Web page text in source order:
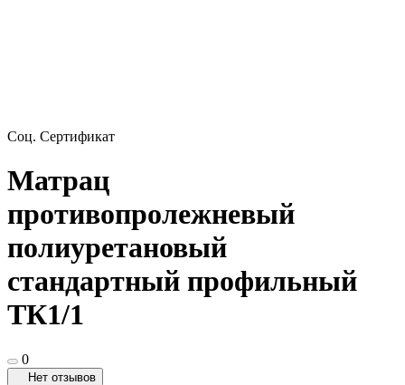
Соц. Сертификат
Матрац
противопролежневый
полиуретановый
стандартный профильный
ТК1/1
0
Нет отзывов